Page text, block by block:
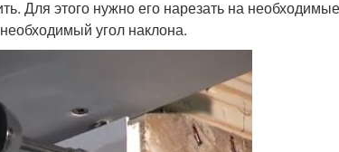
Для этого нужно его нарезать на
угол наклона.